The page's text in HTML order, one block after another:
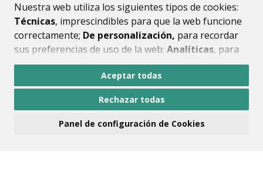
Nuestra web utiliza los siguientes tipos de cookies:
Técnicas, imprescindibles para que la web funcione
correctamente; De personalización, para recordar
sus preferencias de uso de la web; Analíticas, para
mejorar el funcionamiento de la web y sus servicios.
Si acepta pulsando el botón“Aceptar todas”
consideramos que acepta su uso. Si pulsa el botón
ninguna acción, se guardarán las cookies técnicas
Aceptar todas
Rechazar todas
Panel de configuración de Cookies